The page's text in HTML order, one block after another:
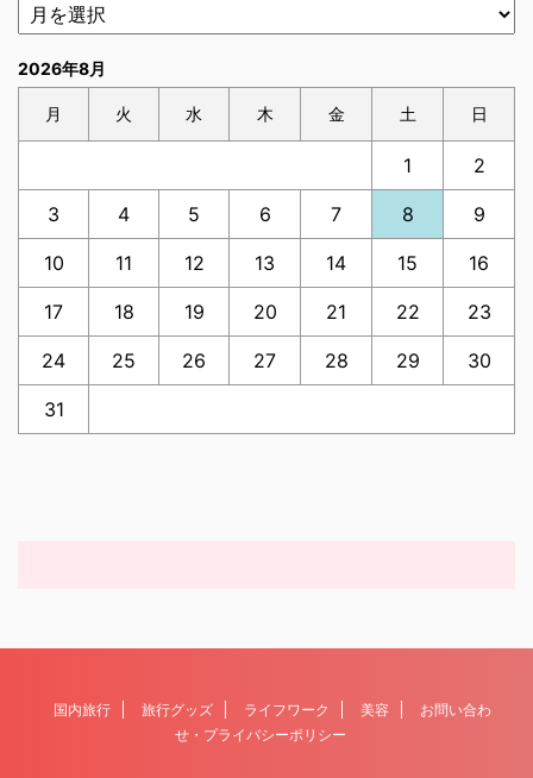
2026年8月
月 火 水 木 金 土 日
1 2
3 4 5 6 7 8 9
10 11 12 13 14 15 16
17 18 19 20 21 22 23
24 25 26 27 28 29 30
31
国内旅行 旅行グッズ ライフワーク 美容
お問い合わ
せ・プライバシーポリシー